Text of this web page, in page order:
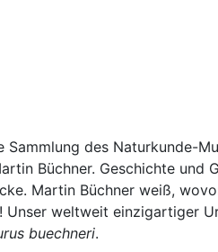
Sammlung des Naturkunde-
Büchner. Geschichte und
Martin Büchner weiß,
Unser weltweit einzigartiger
buechneri.